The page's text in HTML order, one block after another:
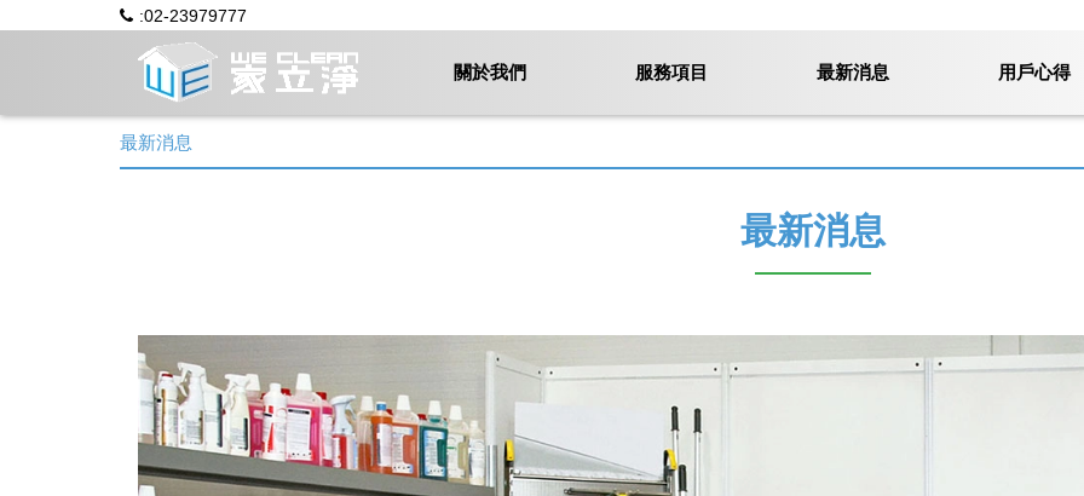
:02-23979777
關於我們 服務項目 最新消息 用戶心得
最新消息
最新消息